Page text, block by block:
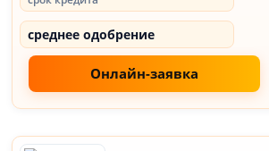
среднее одобрение
Онлайн-заявка